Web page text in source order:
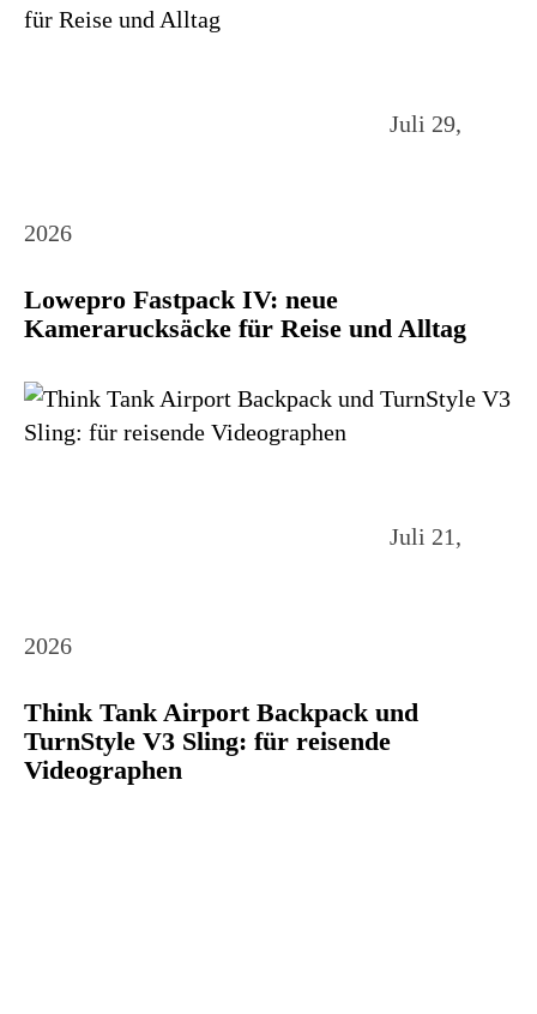
Juli 29,
2026
Lowepro Fastpack IV: neue
Kamerarucksäcke für Reise und Alltag
Juli 21,
2026
Think Tank Airport Backpack und
TurnStyle V3 Sling: für reisende
Videographen